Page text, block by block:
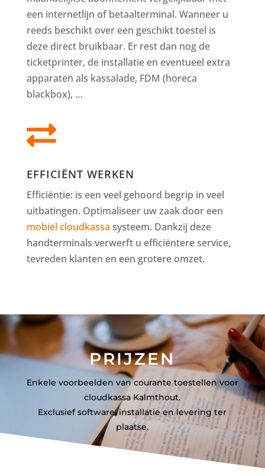
een internetlijn of betaalterminal. Wanneer u
reeds beschikt over een geschikt toestel is
deze direct bruikbaar. Er rest dan nog de
ticketprinter, de installatie en eventueel extra
apparaten als kassalade, FDM (horeca
blackbox), …

EFFICIËNT WERKEN
Efficiëntie: is een veel gehoord begrip in veel
uitbatingen. Optimaliseer uw zaak door een
mobiel cloudkassa systeem. Dankzij deze
handterminals verwerft u efficiëntere service,
tevreden klanten en een grotere omzet.
PRIJZEN
Enkele voorbeelden van courante toestellen voor
cloudkassa Kalmthout.
Exclusief software, installatie en levering ter
plaatse.